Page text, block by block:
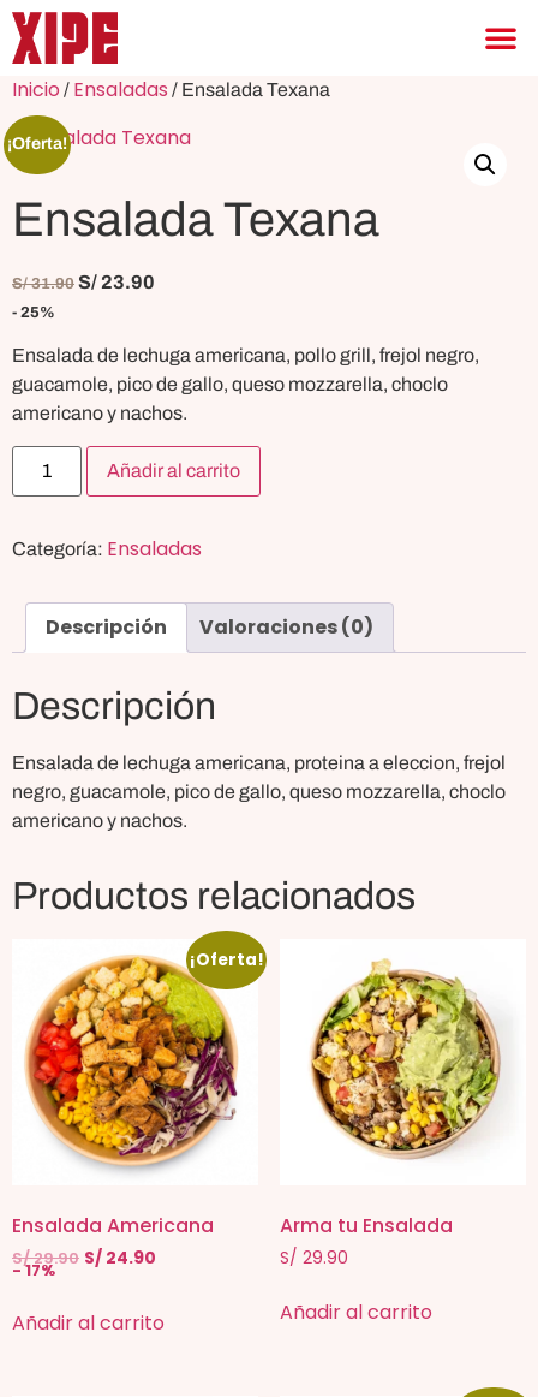
Inicio / Ensaladas / Ensalada Texana
¡Oferta!
Ensalada Texana
S/31.90 S/ 23.90
- 25%
Ensalada de lechuga americana, pollo grill, frejol negro,
guacamole, pico de gallo, queso mozzarella, choclo
americano y nachos.
Añadir al carrito
Categoría: Ensaladas
Descripción Valoraciones (0)
Descripción
Ensalada de lechuga americana, proteina a eleccion, frejol
negro, guacamole, pico de gallo, queso mozzarella, choclo
americano y nachos.
Productos relacionados
¡Oferta!
Ensalada Americana
S/29.90 S/ 24.90
- 17%
Añadir al carrito
Arma tu Ensalada
S/ 29.90
Añadir al carrito